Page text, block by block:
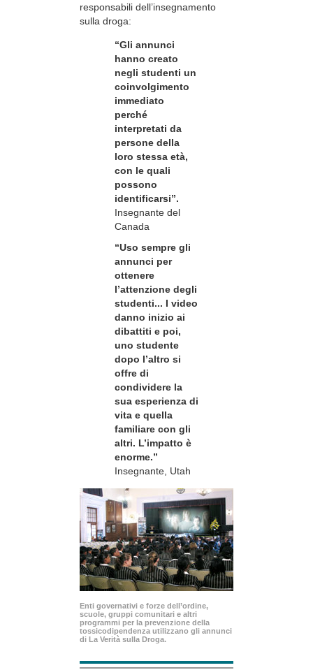
responsabili dell’insegnamento
sulla droga:
“Gli annunci
hanno creato
negli studenti un
coinvolgimento
immediato
perché
interpretati da
persone della
loro stessa età,
con le quali
possono
identificarsi”.
Insegnante del
Canada
“Uso sempre gli
annunci per
ottenere
l’attenzione degli
studenti... I video
danno inizio ai
dibattiti e poi,
uno studente
dopo l’altro si
offre di
condividere la
sua esperienza di
vita e quella
familiare con gli
altri. L’impatto è
enorme.”
Insegnante, Utah
Enti governativi e forze dell’ordine,
scuole, gruppi comunitari e altri
programmi per la prevenzione della
tossicodipendenza utilizzano gli annunci
di La Verità sulla Droga.